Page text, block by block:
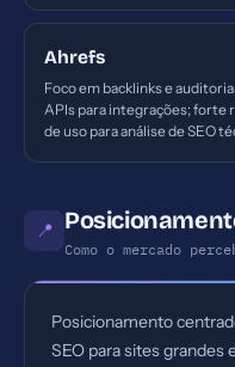
Ahrefs
Foco em backlinks e
APIs para integrações; forte
de uso para análise de SEO
📍
Como o mercado
Posicionamento
SEO para sites